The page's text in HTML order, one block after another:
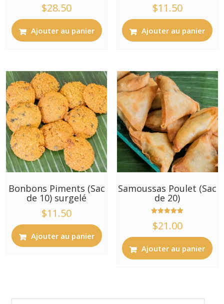
$28.50
Ajouter au panier
$11.50
Ajouter au panier
Bonbons Piments (Sac
de 10) surgelé
$11.50
Ajouter au panier
Samoussas Poulet (Sac
de 20)
5.00
sur 5
$21.00
Ajouter au panier